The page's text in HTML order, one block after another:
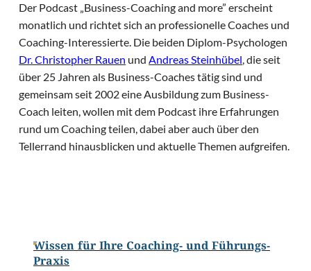
Der Podcast „Business-Coaching and more” erscheint
monatlich und richtet sich an professionelle Coaches und
Coaching-Interessierte. Die beiden Diplom-Psychologen
Dr. Christopher Rauen undAndreas Steinhübel, die seit
über 25 Jahren als Business-Coaches tätig sind und
gemeinsam seit 2002 eine Ausbildung zum Business-
Coach leiten, wollen mit dem Podcast ihre Erfahrungen
rund um Coaching teilen, dabei aber auch über den
Tellerrand hinausblicken und aktuelle Themen aufgreifen.
Wissen für Ihre Coaching- und Führungs-
Praxis